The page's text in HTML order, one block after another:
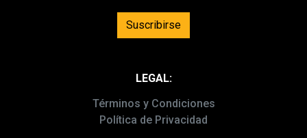
Suscribirse
LEGAL:
Términos y Condiciones
Política de Privacidad